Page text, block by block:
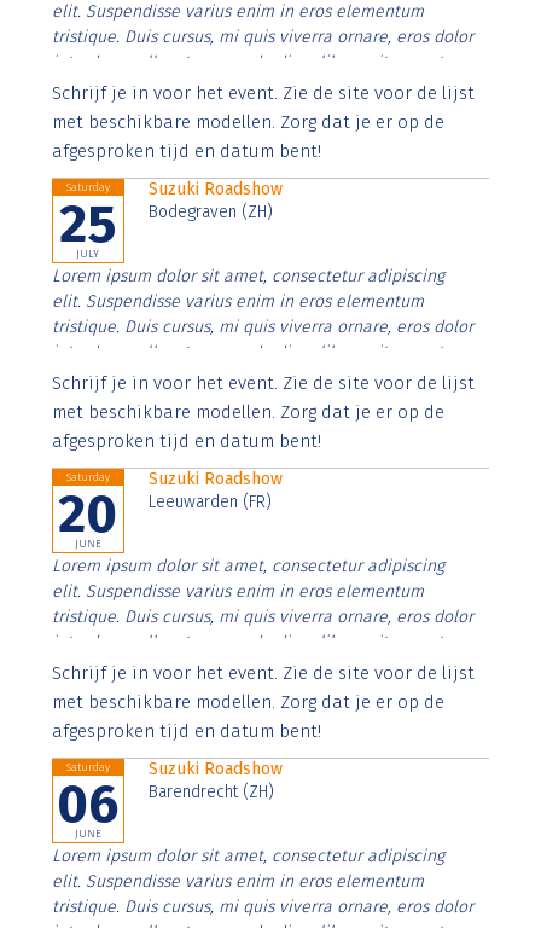
elit. Suspendisse varius enim in eros elementum
tristique. Duis cursus, mi quis viverra ornare, eros dolor
interdum nulla, ut commodo diam libero vitae erat.
Aenean faucibus nibh et justo cursus id rutrum lorem
imperdiet. Nunc ut sem vitae risus tristique posuere.
Schrijf je in voor het event. Zie de site voor de lijst
met beschikbare modellen. Zorg dat je er op de
afgesproken tijd en datum bent!
Saturday
25
JULY
Suzuki Roadshow
Bodegraven (ZH)
Lorem ipsum dolor sit amet, consectetur adipiscing
elit. Suspendisse varius enim in eros elementum
tristique. Duis cursus, mi quis viverra ornare, eros dolor
interdum nulla, ut commodo diam libero vitae erat.
Aenean faucibus nibh et justo cursus id rutrum lorem
imperdiet. Nunc ut sem vitae risus tristique posuere.
Schrijf je in voor het event. Zie de site voor de lijst
met beschikbare modellen. Zorg dat je er op de
afgesproken tijd en datum bent!
Saturday
20
JUNE
Suzuki Roadshow
Leeuwarden (FR)
Lorem ipsum dolor sit amet, consectetur adipiscing
elit. Suspendisse varius enim in eros elementum
tristique. Duis cursus, mi quis viverra ornare, eros dolor
interdum nulla, ut commodo diam libero vitae erat.
Aenean faucibus nibh et justo cursus id rutrum lorem
imperdiet. Nunc ut sem vitae risus tristique posuere.
Schrijf je in voor het event. Zie de site voor de lijst
met beschikbare modellen. Zorg dat je er op de
afgesproken tijd en datum bent!
Saturday
06
JUNE
Suzuki Roadshow
Barendrecht (ZH)
Lorem ipsum dolor sit amet, consectetur adipiscing
elit. Suspendisse varius enim in eros elementum
tristique. Duis cursus, mi quis viverra ornare, eros dolor
interdum nulla, ut commodo diam libero vitae erat.